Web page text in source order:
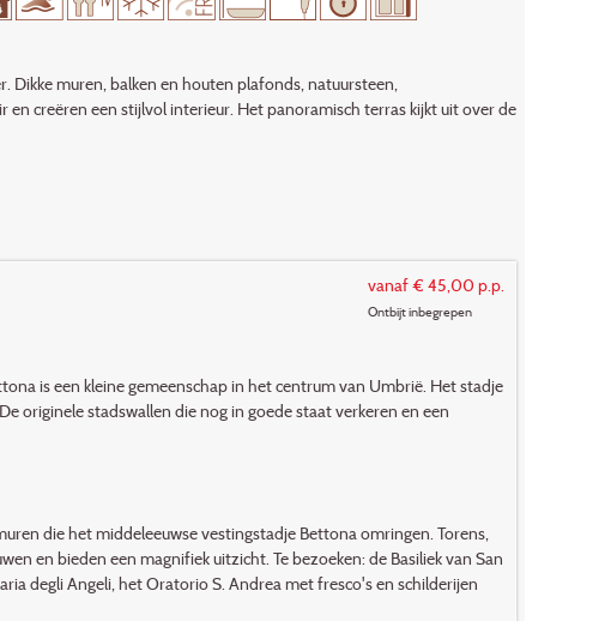
Dikke muren, balken en houten plafonds, natuursteen,
creëren een stijlvol interieur. Het panoramisch terras kijkt uit over de
vanaf € 45,00 p.p.
Ontbijt inbegrepen
is een kleine gemeenschap in het centrum van Umbrië. Het stadje
originele stadswallen die nog in goede staat verkeren en een
die het middeleeuwse vestingstadje Bettona omringen. Torens,
en bieden een magnifiek uitzicht. Te bezoeken: de Basiliek van San
degli Angeli, het Oratorio S. Andrea met fresco's en schilderijen